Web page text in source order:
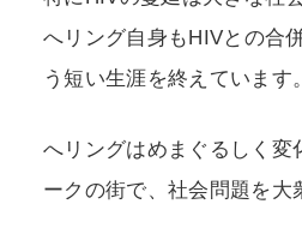
へリング自身もHIVとの合
う短い生涯を終えています。
へリングはめまぐるしく変
ークの街で、社会問題を大